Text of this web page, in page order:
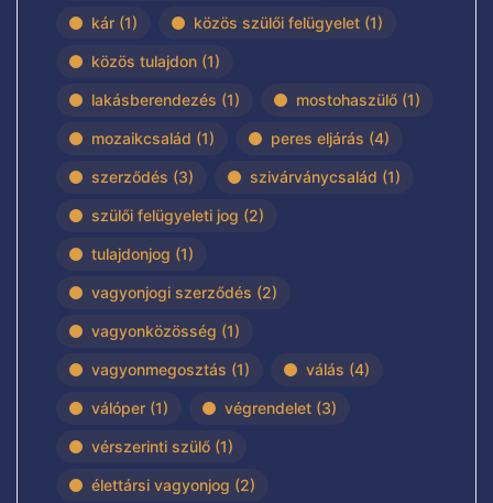
kár (1) közös szülői felügyelet (1)
közös tulajdon (1)
lakásberendezés (1) mostohaszülő (1)
mozaikcsalád (1) peres eljárás (4)
szerződés (3) szivárványcsalád (1)
szülői felügyeleti jog (2)
tulajdonjog (1)
vagyonjogi szerződés (2)
vagyonközösség (1)
vagyonmegosztás (1) válás (4)
válóper (1) végrendelet (3)
vérszerinti szülő (1)
élettársi vagyonjog (2)